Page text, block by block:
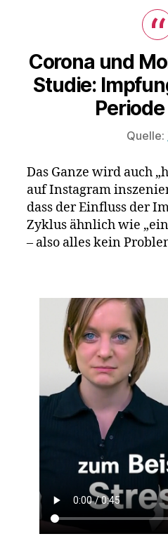
Corona und
Studie:
Quelle:
Das Ganze wird auch
auf Instagram
dass der Einfluss der
Zyklus ähnlich wie
– also alles kein